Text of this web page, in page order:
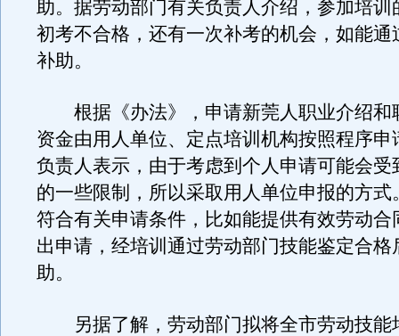
助。据劳动部门有关负责人介绍，参加培训
初考不合格，还有一次补考的机会，如能通
补助。
根据《办法》，申请新莞人职业介绍和
资金由用人单位、定点培训机构按照程序申
负责人表示，由于考虑到个人申请可能会受
的一些限制，所以采取用人单位申报的方式
符合有关申请条件，比如能提供有效劳动合
出申请，经培训通过劳动部门技能鉴定合格
助。
另据了解，劳动部门拟将全市劳动技能